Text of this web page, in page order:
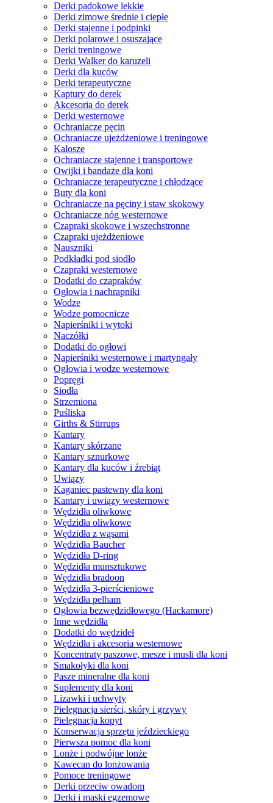
Derki padokowe lekkie
Derki zimowe średnie i ciepłe
Derki stajenne i podpinki
Derki polarowe i osuszające
Derki treningowe
Derki Walker do karuzeli
Derki dla kuców
Derki terapeutyczne
Kaptury do derek
Akcesoria do derek
Derki westernowe
Ochraniacze pęcin
Ochraniacze ujeżdżeniowe i treningowe
Kalosze
Ochraniacze stajenne i transportowe
Owijki i bandaże dla koni
Ochraniacze terapeutyczne i chłodzące
Buty dla koni
Ochraniacze na pęciny i staw skokowy
Ochraniacze nóg westernowe
Czapraki skokowe i wszechstronne
Czapraki ujeżdżeniowe
Nauszniki
Podkładki pod siodło
Czapraki westernowe
Dodatki do czapraków
Ogłowia i nachrapniki
Wodze
Wodze pomocnicze
Napierśniki i wytoki
Naczółki
Dodatki do ogłowi
Napierśniki westernowe i martyngały
Ogłowia i wodze westernowe
Popręgi
Siodła
Strzemiona
Puśliska
Girths & Stirrups
Kantary
Kantary skórzane
Kantary sznurkowe
Kantary dla kuców i źrebiąt
Uwiązy
Kaganiec pastewny dla koni
Kantary i uwiązy westernowe
Wędzidła oliwkowe
Wędzidła oliwkowe
Wędzidła z wąsami
Wędzidła Baucher
Wędzidła D-ring
Wędzidła munsztukowe
Wędzidła bradoon
Wędzidła 3-pierścieniowe
Wędzidła pelham
Ogłowia bezwędzidłowego (Hackamore)
Inne wędzidła
Dodatki do wędzideł
Wędzidła i akcesoria westernowe
Koncentraty paszowe, mesze i musli dla koni
Smakołyki dla koni
Pasze mineralne dla koni
Suplementy dla koni
Lizawki i uchwyty
Pielęgnacja sierści, skóry i grzywy
Pielęgnacja kopyt
Konserwacja sprzętu jeździeckiego
Pierwsza pomoc dla koni
Lonże i podwójne lonże
Kawecan do lonżowania
Pomoce treningowe
Derki przeciw owadom
Derki i maski egzemowe